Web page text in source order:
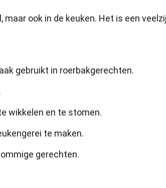
ook in de keuken. Het is een
gebruikt in roerbakgerechten.
wikkelen en te stomen.
te maken.
gerechten.